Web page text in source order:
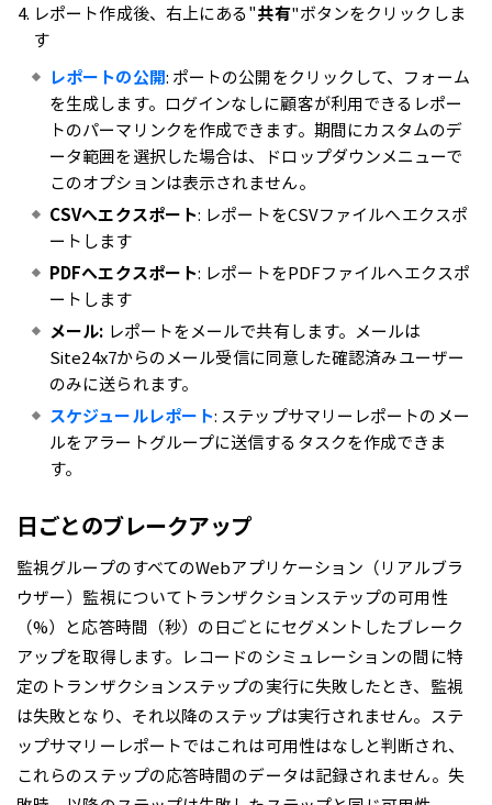
レポート作成後、右上にある"共有"ボタンをクリックしま
す
レポートの公開: ポートの公開をクリックして、フォーム
を生成します。ログインなしに顧客が利用できるレポー
トのパーマリンクを作成できます。期間にカスタムのデ
ータ範囲を選択した場合は、ドロップダウンメニューで
このオプションは表示されません。
CSVへエクスポート: レポートをCSVファイルへエクスポ
ートします
PDFへエクスポート: レポートをPDFファイルへエクスポ
ートします
メール: レポートをメールで共有します。メールは
Site24x7からのメール受信に同意した確認済みユーザー
のみに送られます。
スケジュールレポート: ステップサマリーレポートのメー
ルをアラートグループに送信するタスクを作成できま
す。
日ごとのブレークアップ
監視グループのすべてのWebアプリケーション（リアルブラ
ウザー）監視についてトランザクションステップの可用性
（%）と応答時間（秒）の日ごとにセグメントしたブレーク
アップを取得します。レコードのシミュレーションの間に特
定のトランザクションステップの実行に失敗したとき、監視
は失敗となり、それ以降のステップは実行されません。ステ
ップサマリーレポートではこれは可用性はなしと判断され、
これらのステップの応答時間のデータは記録されません。失